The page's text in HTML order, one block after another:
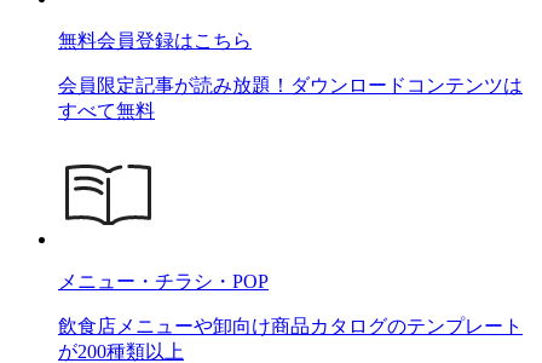
無料会員登録はこちら
会員限定記事が読み放題！ダウンロードコンテンツは
すべて無料
メニュー・チラシ・POP
飲食店メニューや卸向け商品カタログのテンプレート
が200種類以上